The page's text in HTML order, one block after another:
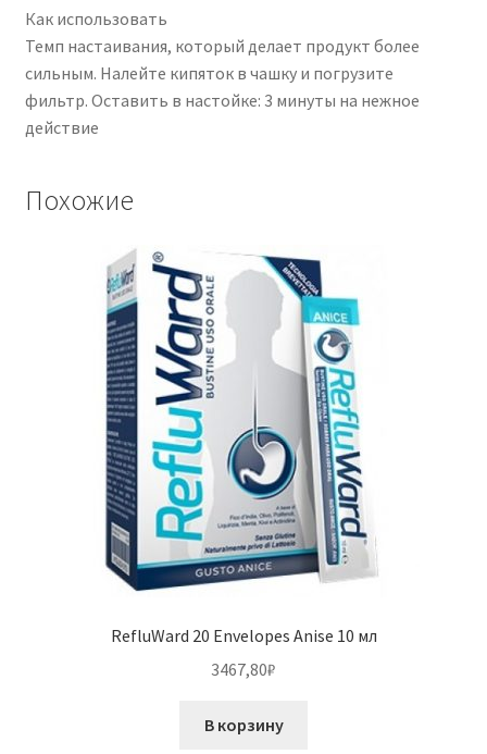
Как использовать
Темп настаивания, который делает продукт более
сильным. Налейте кипяток в чашку и погрузите
фильтр. Оставить в настойке: 3 минуты на нежное
действие
Похожие
RefluWard 20 Envelopes Anise 10 мл
3467,80₽
В корзину